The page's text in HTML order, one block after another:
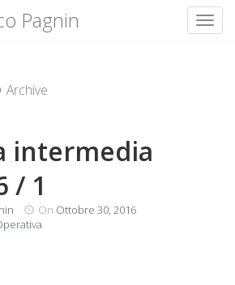
Pagnin
Archive
intermedia
/ 1
On Ottobre 30, 2016